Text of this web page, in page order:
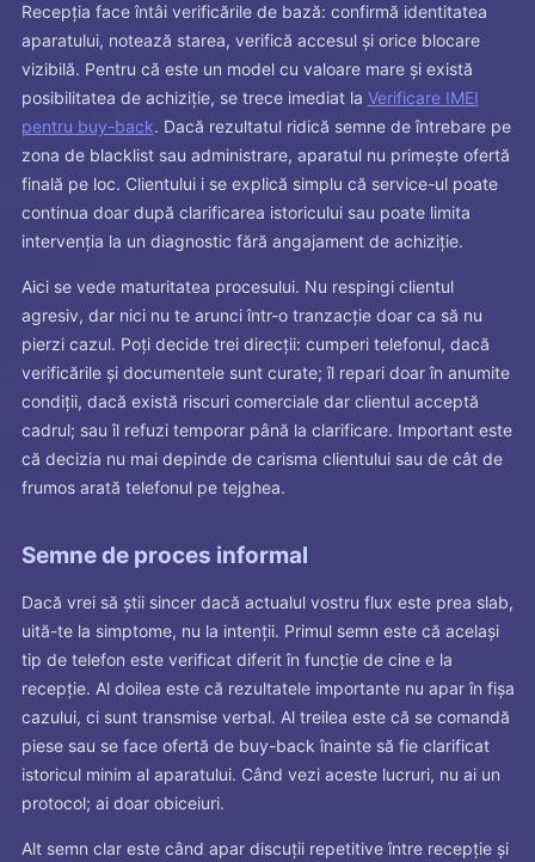
Recepția face întâi verificările de bază: confirmă identitatea
aparatului, notează starea, verifică accesul și orice blocare
vizibilă. Pentru că este un model cu valoare mare și există
posibilitatea de achiziție, se trece imediat la Verificare IMEI
pentru buy-back. Dacă rezultatul ridică semne de întrebare pe
zona de blacklist sau administrare, aparatul nu primește ofertă
finală pe loc. Clientului i se explică simplu că service-ul poate
continua doar după clarificarea istoricului sau poate limita
intervenția la un diagnostic fără angajament de achiziție.
Aici se vede maturitatea procesului. Nu respingi clientul
agresiv, dar nici nu te arunci într-o tranzacție doar ca să nu
pierzi cazul. Poți decide trei direcții: cumperi telefonul, dacă
verificările și documentele sunt curate; îl repari doar în anumite
condiții, dacă există riscuri comerciale dar clientul acceptă
cadrul; sau îl refuzi temporar până la clarificare. Important este
că decizia nu mai depinde de carisma clientului sau de cât de
frumos arată telefonul pe tejghea.
Semne de proces informal
Dacă vrei să știi sincer dacă actualul vostru flux este prea slab,
uită-te la simptome, nu la intenții. Primul semn este că același
tip de telefon este verificat diferit în funcție de cine e la
recepție. Al doilea este că rezultatele importante nu apar în fișa
cazului, ci sunt transmise verbal. Al treilea este că se comandă
piese sau se face ofertă de buy-back înainte să fie clarificat
istoricul minim al aparatului. Când vezi aceste lucruri, nu ai un
protocol; ai doar obiceiuri.
Alt semn clar este când apar discuții repetitive între recepție și